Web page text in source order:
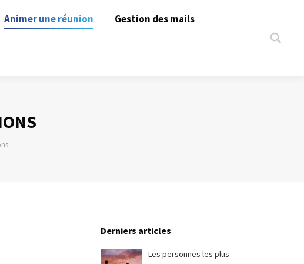
Animer une réunion Gestion des mails
Search:
Derniers articles
Les personnes les plus